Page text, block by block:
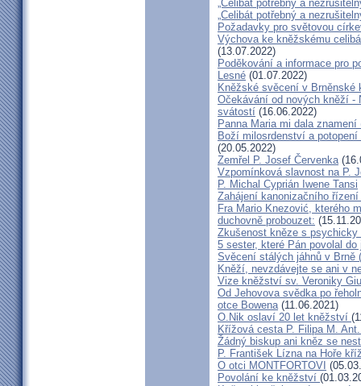
„Celibát potřebný a
„Celibát potřebný a
Požadavky pro světovou
Výchova ke kněžskému
(13.07.2022)
Poděkování a informace pro
Lesné (01.07.2022)
Kněžské svěcení v Brněnské
Očekávání od nových kněží -
svátostí (16.06.2022)
Panna Maria mi dala
Boží milosrdenství a
(20.05.2022)
Zemřel P. Josef Červenka
Vzpomínková slavnost na P.
P. Michal Cyprián Iwene Tansi
Zahájení kanonizačního
Fra Mario Knezović, kterého
duchovně probouzet:
Zkušenost kněze s psychicky
5 sester, které Pán povolal do
Svěcení stálých jáhnů v Brně
Kněží, nevzdávejte se ani v
Vize kněžství sv. Veroniky
Od Jehovova svědka po
otce Bowena(11.06.2021)
O.Nik oslaví 20 let kněžství
Křížová cesta P. Filipa M.
Žádný biskup ani kněz se
P. František Lízna na Hoře
O otci MONTFORTOVI
Povolání ke kněžství